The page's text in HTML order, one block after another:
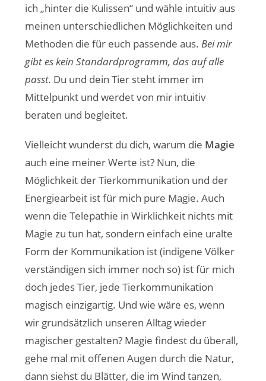
ich „hinter die Kulissen“ und wähle intuitiv aus
meinen unterschiedlichen Möglichkeiten und
Methoden die für euch passende aus.Bei mir
gibt es kein Standardprogramm, das auf alle
passt. Du und dein Tier steht immer im
Mittelpunkt und werdet von mir intuitiv
beraten und begleitet.
Vielleicht wunderst du dich, warum die Magie
auch eine meiner Werte ist? Nun, die
Möglichkeit der Tierkommunikation und der
Energiearbeit ist für mich pure Magie. Auch
wenn die Telepathie in Wirklichkeit nichts mit
Magie zu tun hat, sondern einfach eine uralte
Form der Kommunikation ist (indigene Völker
verständigen sich immer noch so) ist für mich
doch jedes Tier, jede Tierkommunikation
magisch einzigartig. Und wie wäre es, wenn
wir grundsätzlich unseren Alltag wieder
magischer gestalten? Magie findest du überall,
gehe mal mit offenen Augen durch die Natur,
dann siehst du Blätter, die im Wind tanzen,